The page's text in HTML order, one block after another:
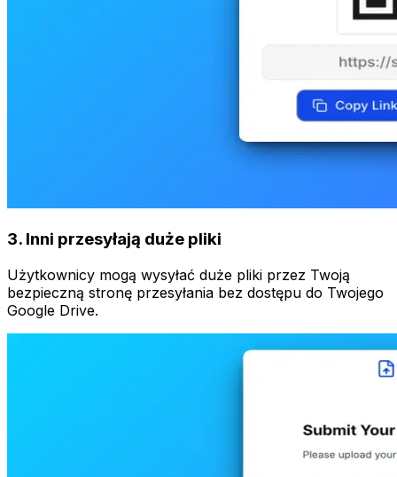
3. Inni przesyłają duże pliki
Użytkownicy mogą wysyłać duże pliki przez Twoją
bezpieczną stronę przesyłania bez dostępu do Twojego
Google Drive.